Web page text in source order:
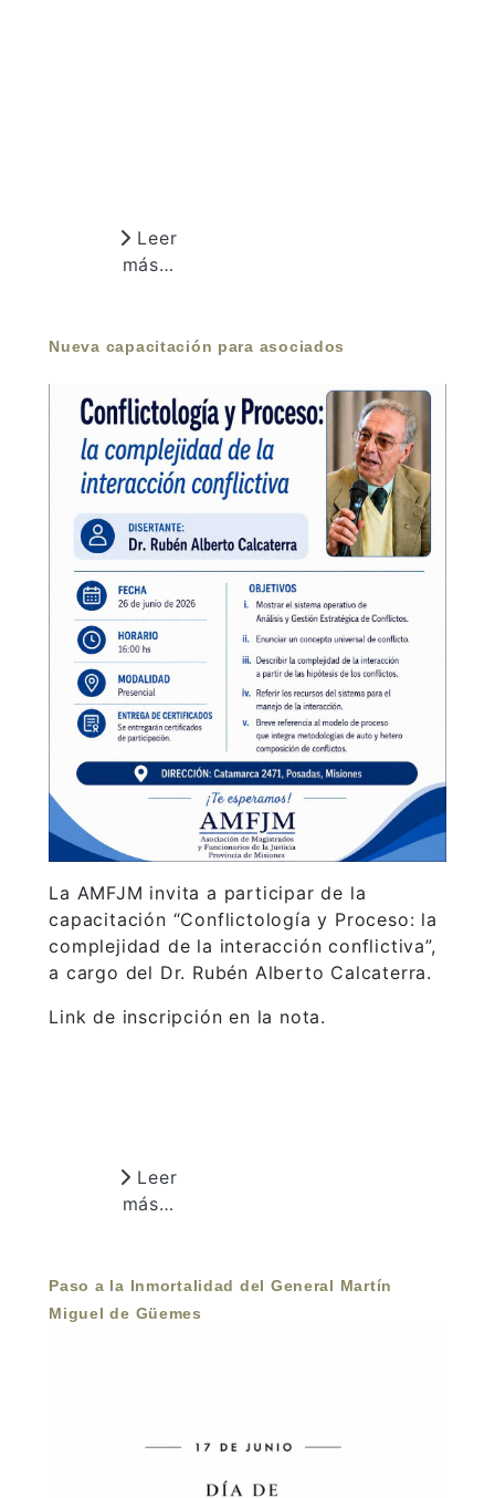
Leer
más…
Nueva capacitación para asociados
La AMFJM invita a participar de la
capacitación “Conflictología y Proceso: la
complejidad de la interacción conflictiva”,
a cargo del Dr. Rubén Alberto Calcaterra.
Link de inscripción en la nota.
Leer
más…
Paso a la Inmortalidad del General Martín
Miguel de Güemes